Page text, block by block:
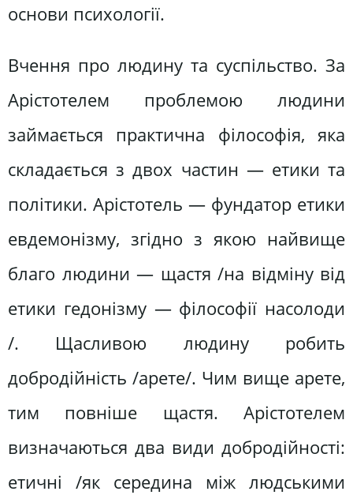
основи психології.
Вчення про людину та суспільство. За
Арістотелем проблемою людини
займається практична філософія, яка
складається з двох частин — етики та
політики. Арістотель — фундатор етики
евдемонізму, згідно з якою найвище
благо людини — щастя /на відміну від
етики гедонізму — філософії насолоди
/. Щасливою людину робить
добродійність /арете/. Чим вище арете,
тим повніше щастя. Арістотелем
визначаються два види добродійності:
етичні /як середина між людськими